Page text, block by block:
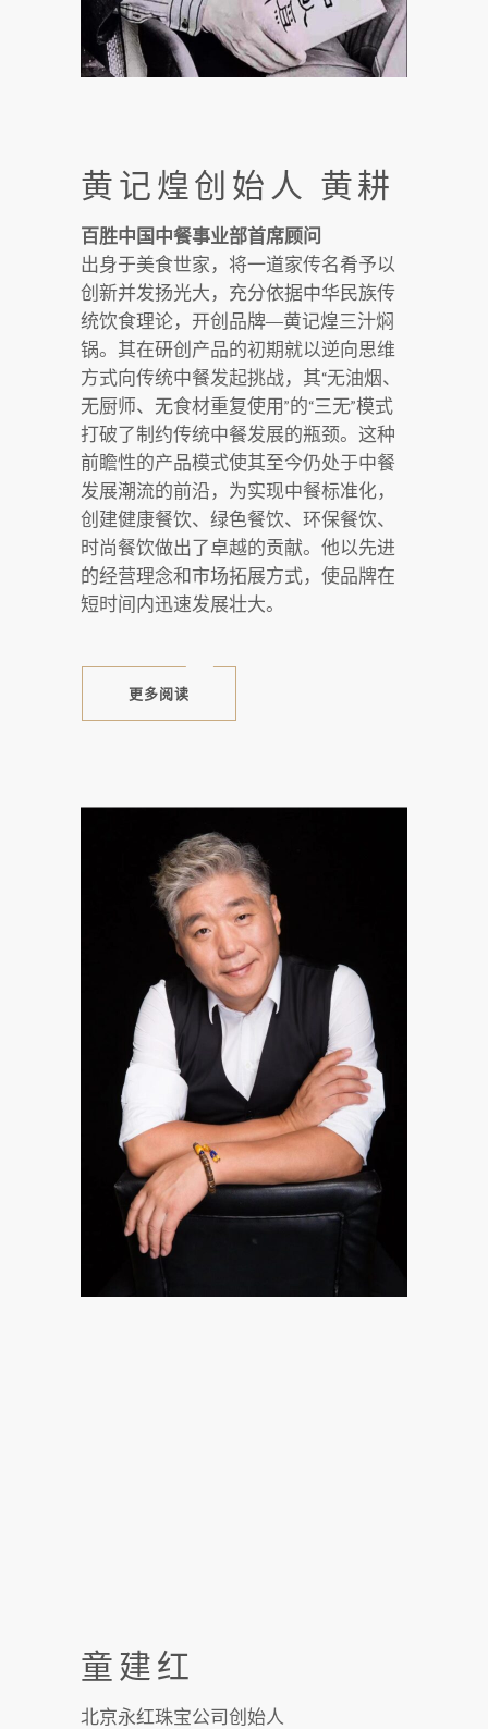
黄记煌创始人 黄耕
百胜中国中餐事业部首席顾问
出身于美食世家，将一道家传名肴予以
创新并发扬光大，充分依据中华民族传
统饮食理论，开创品牌—黄记煌三汁焖
锅。其在研创产品的初期就以逆向思维
方式向传统中餐发起挑战，其“无油烟、
无厨师、无食材重复使用”的“三无”模式
打破了制约传统中餐发展的瓶颈。这种
前瞻性的产品模式使其至今仍处于中餐
发展潮流的前沿，为实现中餐标准化，
创建健康餐饮、绿色餐饮、环保餐饮、
时尚餐饮做出了卓越的贡献。他以先进
的经营理念和市场拓展方式，使品牌在
短时间内迅速发展壮大。
更多阅读
童建红
北京永红珠宝公司创始人